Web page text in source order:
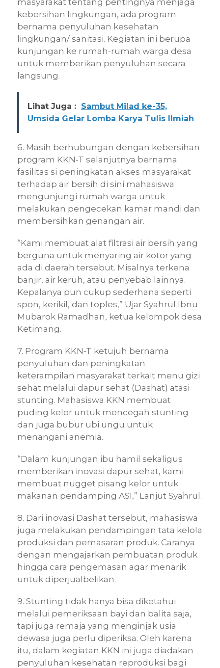
kebersihan lingkungan, ada program
bernama penyuluhan kesehatan
lingkungan/ sanitasi. Kegiatan ini berupa
kunjungan ke rumah-rumah warga desa
untuk memberikan penyuluhan secara
langsung.
Lihat Juga : Sambut Milad ke-35,
Umsida Gelar Lomba Karya Tulis Ilmiah
6. Masih berhubungan dengan kebersihan
program KKN-T selanjutnya bernama
fasilitas si peningkatan akses masyarakat
terhadap air bersih di sini mahasiswa
mengunjungi rumah warga untuk
melakukan pengecekan kamar mandi dan
membersihkan genangan air.
“Kami membuat alat filtrasi air bersih yang
berguna untuk menyaring air kotor yang
ada di daerah tersebut. Misalnya terkena
banjir, air keruh, atau penyebab lainnya.
Kepalanya pun cukup sederhana seperti
spon, kerikil, dan toples,” Ujar Syahrul Ibnu
Mubarok Ramadhan, ketua kelompok desa
Ketimang.
7. Program KKN-T ketujuh bernama
penyuluhan dan peningkatan
keterampilan masyarakat terkait menu gizi
sehat melalui dapur sehat (Dashat) atasi
stunting. Mahasiswa KKN membuat
puding kelor untuk mencegah stunting
dan juga bubur ubi ungu untuk
menangani anemia.
“Dalam kunjungan ibu hamil sekaligus
memberikan inovasi dapur sehat, kami
membuat nugget pisang kelor untuk
makanan pendamping ASI,” Lanjut Syahrul.
8. Dari inovasi Dashat tersebut, mahasiswa
juga melakukan pendampingan tata kelola
produksi dan pemasaran produk. Caranya
dengan mengajarkan pembuatan produk
hingga cara pengemasan agar menarik
untuk diperjualbelikan.
9. Stunting tidak hanya bisa diketahui
melalui pemeriksaan bayi dan balita saja,
tapi juga remaja yang menginjak usia
dewasa juga perlu diperiksa. Oleh karena
itu, dalam kegiatan KKN ini juga diadakan
penyuluhan kesehatan reproduksi bagi